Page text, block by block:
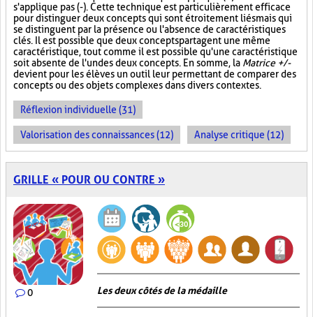
s'applique pas (-). Cette technique est particulièrement efficace
pour distinguer deux concepts qui sont étroitement liés mais qui
se distinguent par la présence ou l'absence de caractéristiques
clés. Il est possible que deux concepts partagent une même
caractéristique, tout comme il est possible qu'une caractéristique
soit absente de l'un des deux concepts. En somme, la Matrice +/-
devient pour les élèves un outil leur permettant de comparer des
concepts ou des objets complexes dans divers contextes.
Réflexion individuelle (31)
Valorisation des connaissances (12) Analyse critique (12)
GRILLE « POUR OU CONTRE »
0 Les deux côtés de la médaille